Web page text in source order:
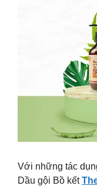
Với những tác
Dầu gội Bồ kết